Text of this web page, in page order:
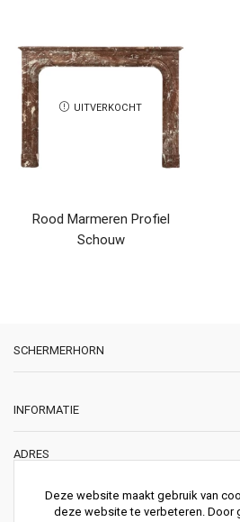
UITVERKOCHT
Rood Marmeren Profiel
Schouw
SCHERMERHORN
INFORMATIE
ADRES
2011 ZD HAARLEM
Deze website maakt gebruik van
deze website te verbeteren. Door